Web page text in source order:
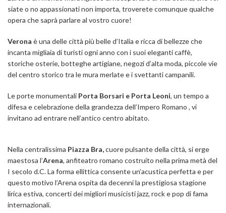
siate o no appassionati non importa, troverete comunque qualche
opera che saprà parlare al vostro cuore!
Verona è una delle città più belle d’Italia e ricca di bellezze che
incanta migliaia di turisti ogni anno con i suoi eleganti caffè,
storiche osterie, botteghe artigiane, negozi d’alta moda, piccole vie
del centro storico tra le mura merlate e i svettanti campanili.
Le porte monumentali Porta Borsari e Porta Leoni, un tempo a
difesa e celebrazione della grandezza dell’Impero Romano , vi
invitano ad entrare nell’antico centro abitato.
Nella centralissima Piazza Bra,cuore pulsante della città, si erge
maestosa l’Arena, anfiteatro romano costruito nella prima metà del
I secolo d.C. La forma ellittica consente un’acustica perfetta e per
questo motivo l’Arena ospita da decenni la prestigiosa stagione
lirica estiva, concerti dei migliori musicisti jazz, rock e pop di fama
internazionali.